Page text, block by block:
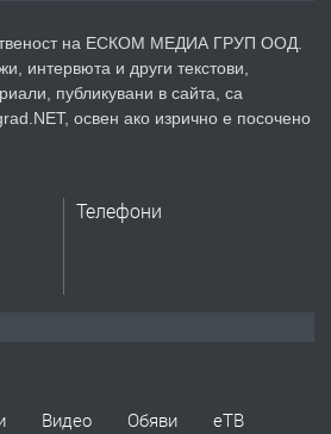
преди 2 години
индивидуалани уроци по
на покриви
на ЕСКОМ МЕДИА ГРУП ООД.
интервюта и други текстови,
публикувани в сайта, са
освен ако изрично е посочено
Телефони
Видео Обяви
еТВ